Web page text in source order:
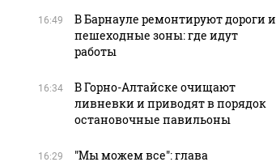
16:49
В Барнауле ремонтируют дороги и
пешеходные зоны: где идут
работы
16:34
В Горно-Алтайске очищают
ливневки и приводят в порядок
остановочные павильоны
16:29 "Мы можем все": глава